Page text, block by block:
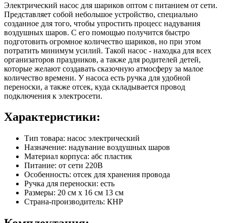
Электрический насос для шариков оптом с питанием от сети.
Представляет собой небольшое устройство, специально
созданное для того, чтобы упростить процесс надувания
воздушных шаров. С его помощью получится быстро
подготовить огромное количество шариков, но при этом
потратить минимум усилий. Такой насос - находка для всех
организаторов праздников, а также для родителей детей,
которые желают создавать сказочную атмосферу за малое
количество времени. У насоса есть ручка для удобной
переноски, а также отсек, куда складывается провод
подключения к электросети.
Характеристики:
Тип товара: насос электрический
Назначение: надувание воздушных шаров
Материал корпуса: абс пластик
Питание: от сети 220В
Особенность: отсек для хранения провода
Ручка для переноски: есть
Размеры: 20 см х 16 см 13 см
Страна-производитель: КНР